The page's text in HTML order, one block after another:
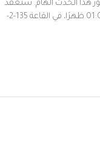
هذا الحدث الهام. ستُعقد
135-2-